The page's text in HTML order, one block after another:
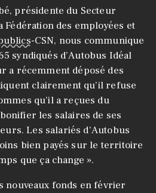
présidente du Secteur
des employées et
-CSN, nous communique
syndiqués d’Autobus Idéal
a récemment déposé des
clairement qu’il refuse
qu’il a reçues du
les salaires de ses
Les salariés d’Autobus
bien payés sur le territoire
que ça change ».
nouveaux fonds en février